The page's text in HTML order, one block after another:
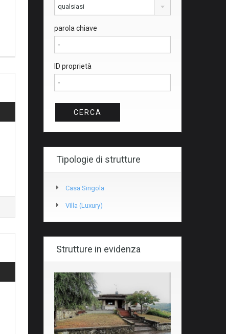
qualsiasi
parola chiave
ID proprietà
Tipologie di strutture
Casa Singola
Villa (luxury)
Strutture in evidenza